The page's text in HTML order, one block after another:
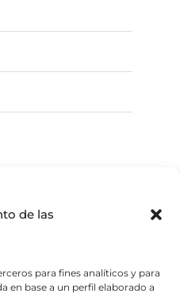
de las
para fines analíticos y para
en base a un perfil elaborado a